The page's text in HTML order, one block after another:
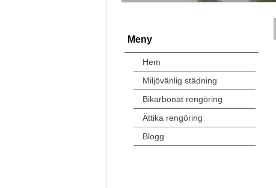
Meny
Hem
Miljövänlig städning
Bikarbonat rengöring
Ättika rengöring
Blogg